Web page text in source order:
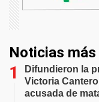
Noticias
Difundieron la
Victoria
acusada de